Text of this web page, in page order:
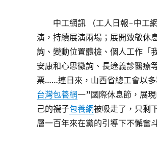
中工網訊 （工人日報-中工
演，持續展演兩場；展開致敬休
詢、變動位置體檢、個人工作「
安康和心思徵詢、長途義診醫療
票……連日來，山西省總工會以
台灣包養網一”國際休息節，展
己的襪子包養網被吸走了，只剩
層一百年來在黨的引導下不懈奮